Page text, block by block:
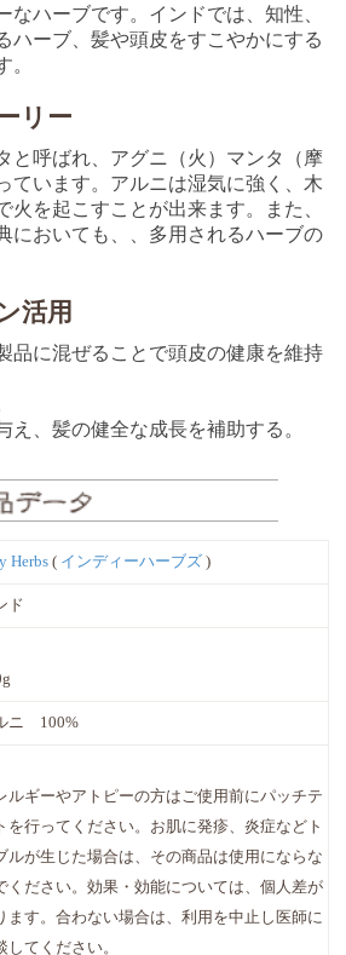
なハーブです。インドでは、知性、
ハーブ、髪や頭皮をすこやかにする
。
リー
と呼ばれ、アグニ（火）マンタ（摩
ています。アルニは湿気に強く、木
火を起こすことが出来ます。また、
においても、、多用されるハーブの
活用
品に混ぜることで頭皮の健康を維持
え、髪の健全な成長を補助する。
Herbs( インディーハーブズ)
ド
ニ 100%
ルギーやアトピーの方はご使用前にパッチテ
を行ってください。お肌に発疹、炎症などト
ルが生じた場合は、その商品は使用にならな
ください。効果・効能については、個人差が
ます。合わない場合は、利用を中止し医師に
してください。